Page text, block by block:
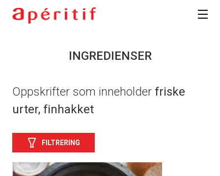
INGREDIENSER
Oppskrifter som inneholder friske
urter, finhakket
FILTRERING